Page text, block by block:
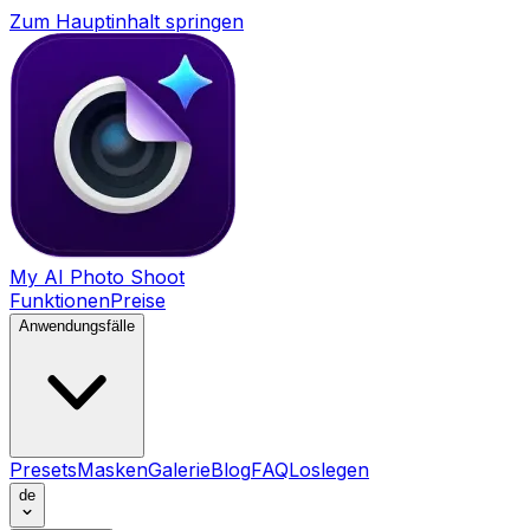
Zum Hauptinhalt springen
My AI Photo Shoot
FunktionenPreise
Anwendungsfälle
PresetsMaskenGalerieBlogFAQLoslegen
de